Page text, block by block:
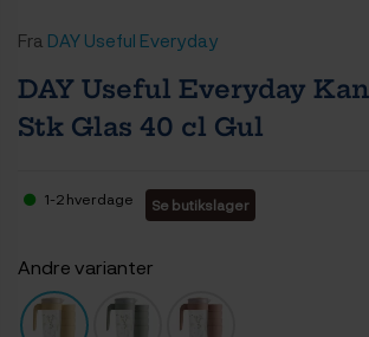
Fra DAY Useful Everyday
DAY Useful Everyday
Stk Glas 40 cl Gul
1-2 hverdage Se butikslager
Andre varianter